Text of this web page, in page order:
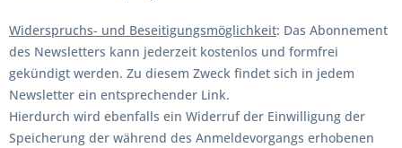
Widerspruchs- und Beseitigungsmöglichkeit: Das Abonnement
des Newsletters kann jederzeit kostenlos und formfrei
gekündigt werden. Zu diesem Zweck findet sich in jedem
Newsletter ein entsprechender Link.
Hierdurch wird ebenfalls ein Widerruf der Einwilligung der
Speicherung der während des Anmeldevorgangs erhobenen